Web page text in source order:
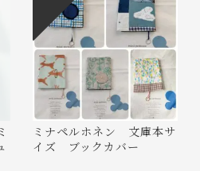
ミナペルホネン 文庫本サ
イズ ブックカバー